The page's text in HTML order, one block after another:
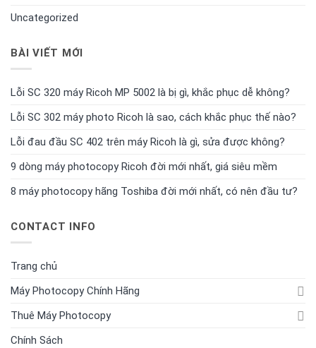
Uncategorized
BÀI VIẾT MỚI
Lỗi SC 320 máy Ricoh MP 5002 là bị gì, khắc phục dễ không?
Lỗi SC 302 máy photo Ricoh là sao, cách khắc phục thế nào?
Lỗi đau đầu SC 402 trên máy Ricoh là gì, sửa được không?
9 dòng máy photocopy Ricoh đời mới nhất, giá siêu mềm
8 máy photocopy hãng Toshiba đời mới nhất, có nên đầu tư?
CONTACT INFO
Trang chủ
Máy Photocopy Chính Hãng
Thuê Máy Photocopy
Chính Sách